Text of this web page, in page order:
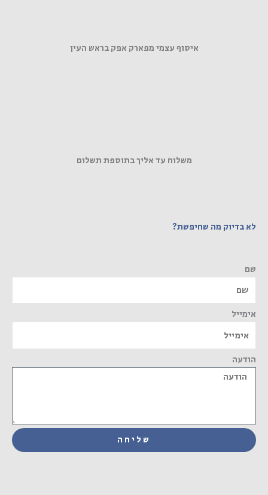
איסוף עצמי מפארק אפק בראש העין
משלוח עד אליך בתוספת תשלום
לא בדיוק מה שחיפשת?
שם
אימייל
הודעה
שליחה